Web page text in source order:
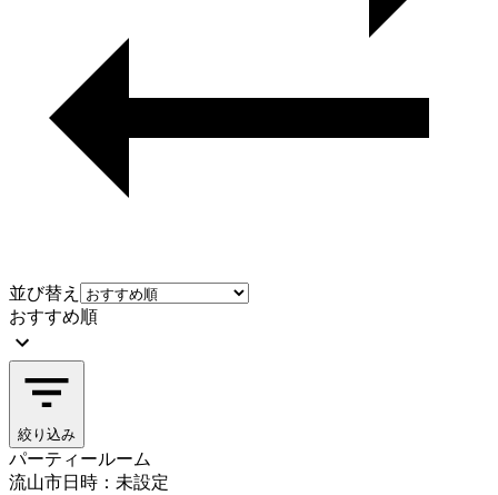
並び替え
おすすめ順
絞り込み
パーティールーム
流山市日時：未設定